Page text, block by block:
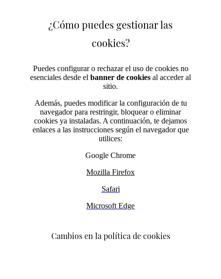
¿Cómo puedes gestionar las
cookies?
Puedes configurar o rechazar el uso de cookies no
esenciales desde el banner de cookies al acceder al
sitio.
Además, puedes modificar la configuración de tu
navegador para restringir, bloquear o eliminar
cookies ya instaladas. A continuación, te dejamos
enlaces a las instrucciones según el navegador que
utilices:
Google Chrome
Mozilla Firefox
Safari
Microsoft Edge
Cambios en la política de cookies